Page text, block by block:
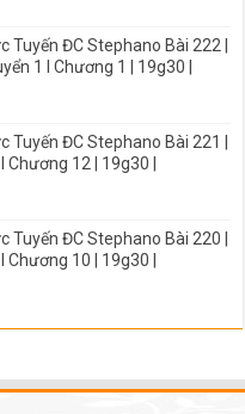
Tuyến ĐC Stephano Bài 222 |
1 I Chương 1 | 19g30 |
Tuyến ĐC Stephano Bài 221 |
Chương 12 | 19g30 |
Tuyến ĐC Stephano Bài 220 |
Chương 10 | 19g30 |